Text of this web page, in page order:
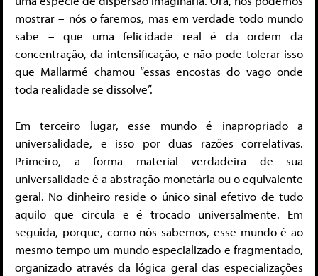
mostrar – nós o faremos, mas em verdade todo mundo
sabe – que uma felicidade real é da ordem da
concentração, da intensificação, e não pode tolerar isso
que Mallarmé chamou “essas encostas do vago onde
toda realidade se dissolve”.
Em terceiro lugar, esse mundo é inapropriado a
universalidade, e isso por duas razões correlativas.
Primeiro, a forma material verdadeira de sua
universalidade é a abstração monetária ou o equivalente
geral. No dinheiro reside o único sinal efetivo de tudo
aquilo que circula e é trocado universalmente. Em
seguida, porque, como nós sabemos, esse mundo é ao
mesmo tempo um mundo especializado e fragmentado,
organizado através da lógica geral das especializações